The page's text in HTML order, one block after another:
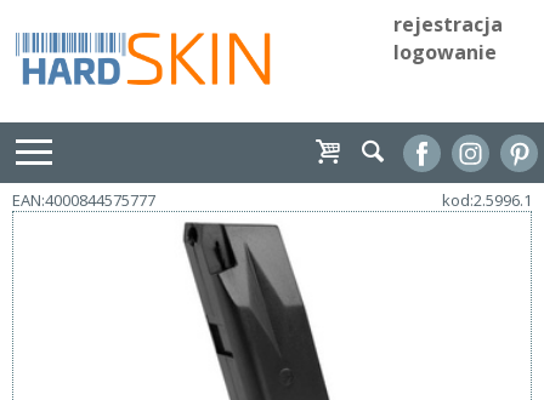
rejestracja
logowanie
EAN:4000844575777 kod:2.5996.1